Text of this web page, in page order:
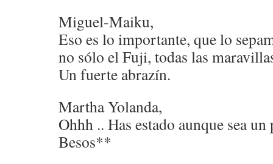
Miguel-Maiku,
Eso es lo importante, que lo
no sólo el Fuji, todas las
Un fuerte abrazín.
Martha Yolanda,
Ohhh .. Has estado aunque sea
Besos**